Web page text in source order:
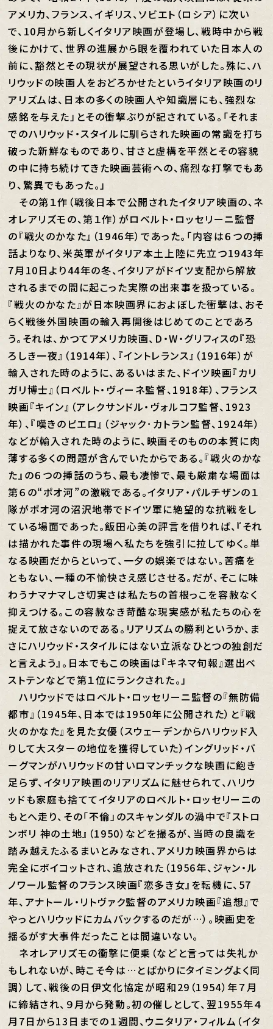
アメリカ、フランス、イギリス、ソビエト（ロシア）に次い
で、10月から新しくイタリア映画が登場し、戦時中から戦
後にかけて、世界の進展から眼を覆われていた日本人の
前に、豁然とその現状が展望される思いがした。殊に、ハ
リウッドの映画人をおどろかせたというイタリア映画のリ
アリズムは、日本の多くの映画人や知識層にも、強烈な
感銘を与えた」とその衝撃ぶりが記されている。「それま
でのハリウッド・スタイルに馴らされた映画の常識を打ち
破った新鮮なものであり、甘さと虚構を平然とその容貌
の中に持ち続けてきた映画芸術への、痛烈な打撃でもあ
り、驚異でもあった。」
その第１作（戦後日本で公開されたイタリア映画の、ネ
オレアリズモの、第１作）がロベルト・ロッセリーニ監督
の『戦火のかなた』（1946年）であった。「内容は６つの挿
話よりなり、米英軍がイタリア本土上陸に先立つ1943年
7月10日より44年の冬、イタリアがドイツ支配から解放
されるまでの間に起こった実際の出来事を扱っている。
『戦火のかなた』が日本映画界におよぼした衝撃は、おそ
らく戦後外国映画の輸入再開後はじめてのことであろ
う。それは、かつてアメリカ映画、D・W・グリフィスの『恐
ろしき一夜』（1914年）、『イントレランス』（1916年）が
輸入された時のように、あるいはまた、ドイツ映画『カリ
ガリ博士』（ロベルト・ヴィーネ監督、1918年）、フランス
映画『キイン』（アレクサンドル・ヴォルコフ監督、1923
年）、『嘆きのピエロ』（ジャック･カトラン監督、1924年）
などが輸入された時のように、映画そのものの本質に肉
薄する多くの問題が含んでいたからである。『戦火のかな
た』の６つの挿話のうち、最も凄惨で、最も厳粛な場面は
第６の“ポオ河”の激戦である。イタリア・パルチザンの１
隊がポオ河の沼沢地帯でドイツ軍に絶望的な抗戦をし
ている場面であった。飯田心美の評言を借りれば、『それ
は描かれた事件の現場へ私たちを強引に拉してゆく。単
なる映画だからといって、一夕の娯楽ではない。苦痛を
ともない、一種の不愉快さえ感じさせる。だが、そこに味
わうナマナマしさ切実さは私たちの首根っこを容赦なく
抑えつける。この容赦なき苛酷な現実感が私たちの心を
捉えて放さないのである。リアリズムの勝利というか、ま
さにハリウッド・スタイルにはない立派なひとつの独創だ
と言えよう』。日本でもこの映画は『キネマ旬報』選出ベ
ストテンなどで第１位にランクされた。」
ハリウッドではロベルト・ロッセリーニ監督の『無防備
都市』（1945年、日本では1950年に公開された）と『戦
火のかなた』を見た女優（スウェーデンからハリウッド入
りして大スターの地位を獲得していた）イングリッド・バ
ーグマンがハリウッドの甘いロマンチックな映画に飽き
足らず、イタリア映画のリアリズムに魅せられて、ハリウ
ッドも家庭も捨ててイタリアのロベルト・ロッセリーニの
もとへ走り、その「不倫」のスキャンダルの渦中で『ストロ
ンボリ 神の土地』（1950）などを撮るが、当時の良識を
踏み越えたふるまいとみなされ、アメリカ映画界からは
完全にボイコットされ、追放された（1956年、ジャン・ル
ノワール監督のフランス映画『恋多き女』を転機に、57
年、アナトール・リトヴァク監督のアメリカ映画『追想』で
やっとハリウッドにカムバックするのだが…）。映画史を
揺るがす大事件だったことは間違いない。
ネオレアリズモの衝撃に便乗（などと言っては失礼か
もしれないが、時こそ今は…とばかりにタイミングよく同
調）して、戦後の日伊文化協定が昭和29（1954）年７月
に締結され、９月から発動。初の催しとして、翌1955年４
月7日から13日までの１週間、ウニタリア・フィルム（イタ